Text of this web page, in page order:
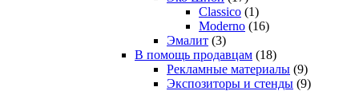
Classico (1)
Moderno (16)
Эмалит (3)
В помощь продавцам (18)
Рекламные материалы (9)
Экспозиторы и стенды (9)